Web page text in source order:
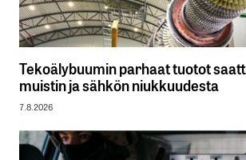
Tekoälybuumin parhaat tuotot
muistin ja sähkön niukkuudesta
7.8.2026